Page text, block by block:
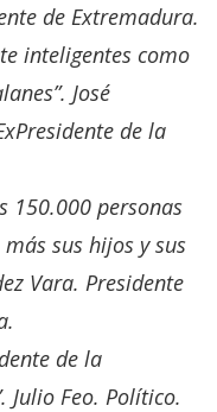
de Extremadura.
inteligentes como
José
de la
150.000 personas
sus hijos y sus
Vara. Presidente
de la
Julio Feo. Político.